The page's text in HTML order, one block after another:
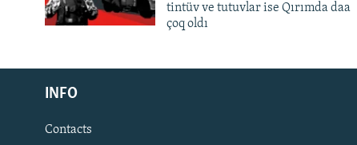
Русский
Українською
QOŞULIÑIZ!
tintüv ve tutuvlar ise Qırımda daa
çoq oldı
INFO
Contacts